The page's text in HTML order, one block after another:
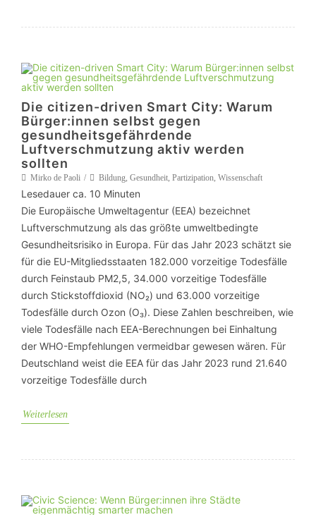
Die citizen-driven Smart City: Warum
Bürger:innen selbst gegen
gesundheitsgefährdende
Luftverschmutzung aktiv werden
sollten
Mirko de Paoli Bildung, Gesundheit, Partizipation, Wissenschaft
Lesedauer ca. 10 Minuten
Die Europäische Umweltagentur (EEA) bezeichnet
Luftverschmutzung als das größte umweltbedingte
Gesundheitsrisiko in Europa. Für das Jahr 2023 schätzt sie
für die EU-Mitgliedsstaaten 182.000 vorzeitige Todesfälle
durch Feinstaub PM2,5, 34.000 vorzeitige Todesfälle
durch Stickstoffdioxid (NO₂) und 63.000 vorzeitige
Todesfälle durch Ozon (O₃). Diese Zahlen beschreiben, wie
viele Todesfälle nach EEA-Berechnungen bei Einhaltung
der WHO-Empfehlungen vermeidbar gewesen wären. Für
Deutschland weist die EEA für das Jahr 2023 rund 21.640
vorzeitige Todesfälle durch
Weiterlesen